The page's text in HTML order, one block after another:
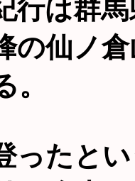
は群馬
の仙ノ
ったと